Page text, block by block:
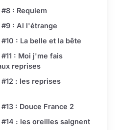
: Requiem
#9 : Al l'étrange
: La belle et la bête
: Moi j'me fais
reprises
: les reprises
: Douce France 2
: les oreilles saignent